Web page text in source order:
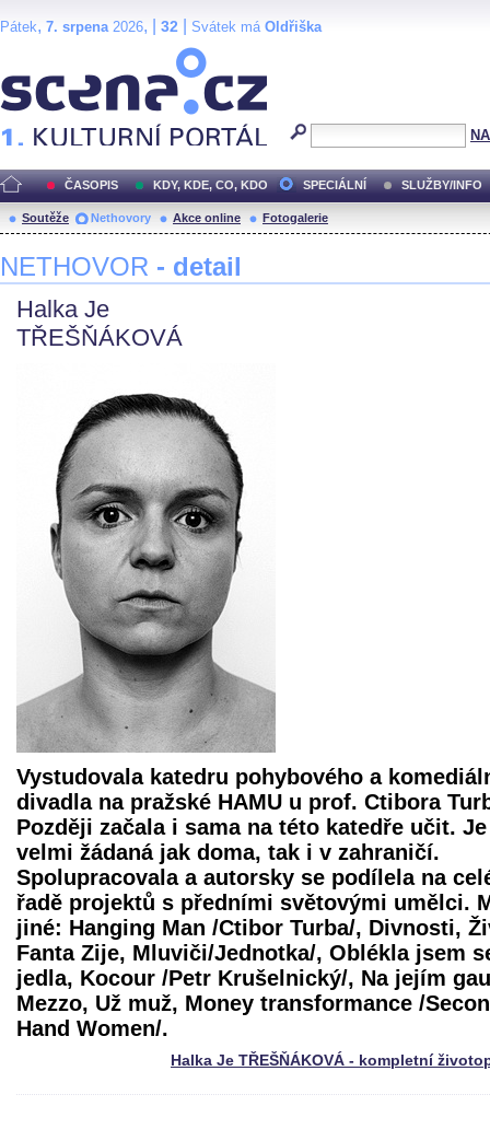
Pátek, 7. srpena2026, | 32 Svátek má Oldřiška
ČASOPIS KDY, KDE, CO, KDO SPECIÁLNÍ SLUŽBY/INFO
Soutěže Nethovory Akce online Fotogalerie
NETHOVOR - detail
Halka Je
TŘEŠŇÁKOVÁ
Vystudovala katedru pohybového a
divadla na pražské HAMU u prof. Ctibora
Později začala i sama na této katedře učit. Je
velmi žádaná jak doma, tak i v zahraničí.
Spolupracovala a autorsky se podílela na
řadě projektů s předními světovými umělci.
jiné: Hanging Man /Ctibor Turba/, Divnosti,
Fanta Zije, Mluviči/Jednotka/, Oblékla jsem
jedla, Kocour /Petr Krušelnický/, Na jejím
Mezzo, Už muž, Money transformance /
Hand Women/.
Halka Je TŘEŠŇÁKOVÁ - kompletní